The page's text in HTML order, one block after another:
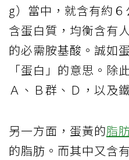
g）當中，就含有約
含蛋白質，均衡含有
的必需胺基酸。誠如
「蛋白」的意思。除
Ａ、Ｂ群、Ｄ，以及
另一方面，蛋黃的脂
的脂肪。而其中又含